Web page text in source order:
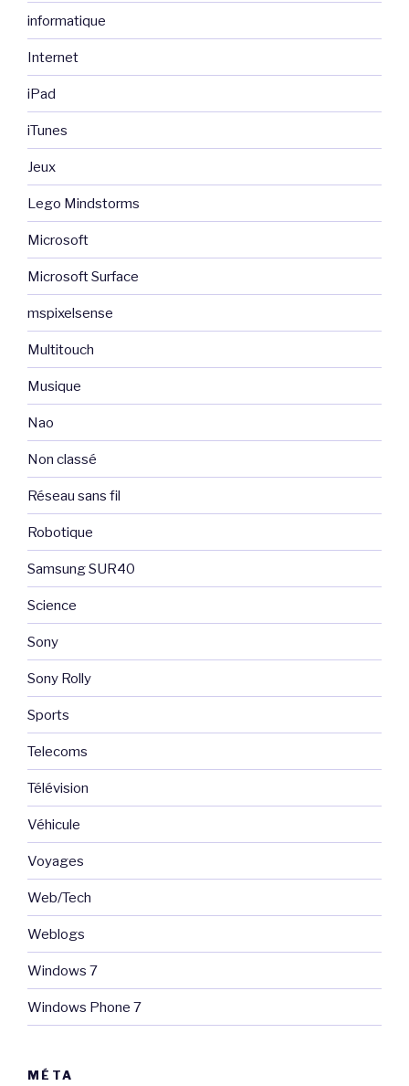
informatique
Internet
iPad
iTunes
Jeux
Lego Mindstorms
Microsoft
Microsoft Surface
mspixelsense
Multitouch
Musique
Nao
Non classé
Réseau sans fil
Robotique
Samsung SUR40
Science
Sony
Sony Rolly
Sports
Telecoms
Télévision
Véhicule
Voyages
Web/Tech
Weblogs
Windows 7
Windows Phone 7
MÉTA